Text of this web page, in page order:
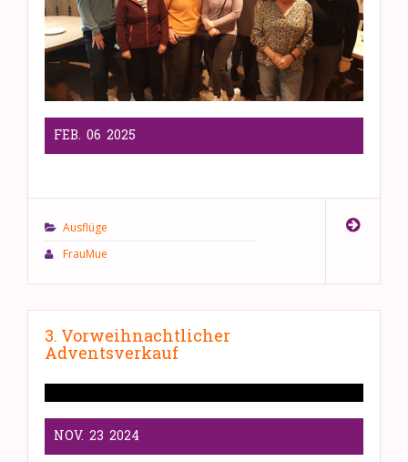
FEB. 06 2025
Ausflüge
FrauMue
3. Vorweihnachtlicher
Adventsverkauf
NOV. 23 2024